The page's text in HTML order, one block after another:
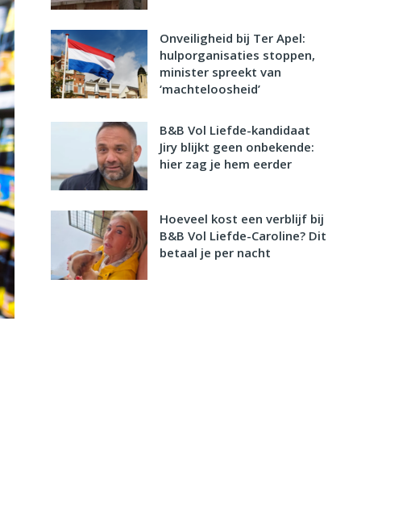
Onveiligheid bij Ter Apel:
hulporganisaties stoppen,
minister spreekt van
‘machteloosheid’
B&B Vol Liefde-kandidaat
Jiry blijkt geen onbekende:
hier zag je hem eerder
Hoeveel kost een verblijf bij
B&B Vol Liefde-Caroline? Dit
betaal je per nacht